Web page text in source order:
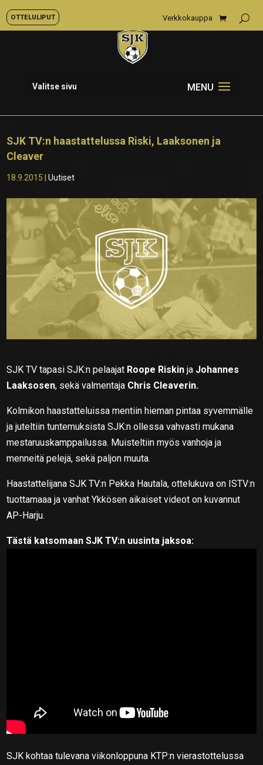
OTTELULIPUT Verkkokauppa
Valitse sivu
SJK TV:n haastattelussa Riski, Laaksonen ja
Cleaver
18.9.2015 |Uutiset
SJK TV tapasi SJK:n pelaajat Roope Riskin ja Johannes
Laaksosen, sekä valmentaja Chris Cleaverin.
Kolmikon haastatteluissa mentiin hieman pintaa syvemmälle
ja juteltiin tuntemuksista SJK:n ollessa vahvasti mukana
mestaruuskamppailussa. Muisteltiin myös vanhoja ja
menneitä pelejä, sekä paljon muuta.
Haastattelijana SJK TV:n Pekka Hautala, ottelukuva on ISTV:n
tuottamaaa ja vanhat Ykkösen aikaiset videot on kuvannut
AP-Harju.
Tästä katsomaan SJK TV:n uusinta jaksoa:
SJK kohtaa tulevana viikonloppuna KTP:n vierastottelussa